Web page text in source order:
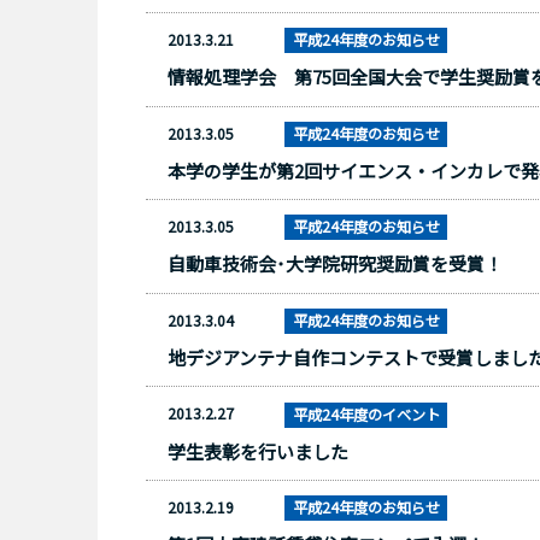
平成24年度のお知らせ
2013.3.21
情報処理学会 第75回全国大会で学生奨励賞
平成24年度のお知らせ
2013.3.05
本学の学生が第2回サイエンス・インカレで
平成24年度のお知らせ
2013.3.05
自動車技術会･大学院研究奨励賞を受賞！
平成24年度のお知らせ
2013.3.04
地デジアンテナ自作コンテストで受賞しまし
平成24年度のイベント
2013.2.27
学生表彰を行いました
平成24年度のお知らせ
2013.2.19